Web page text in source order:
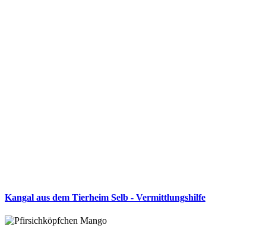
Kangal aus dem Tierheim Selb - Vermittlungshilfe